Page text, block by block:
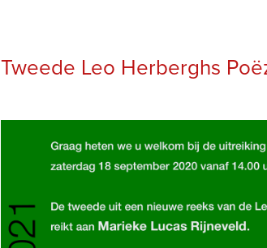
Tweede Leo Herberghs